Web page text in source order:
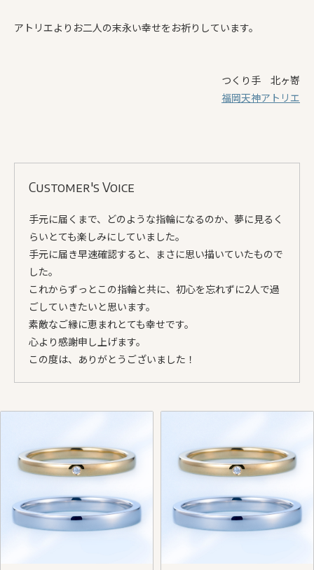
アトリエよりお二人の末永い幸せをお祈りしています。
つくり手 北ヶ嵜
福岡天神アトリエ
Customer's Voice
手元に届くまで、どのような指輪になるのか、夢に見るく
らいとても楽しみにしていました。
手元に届き早速確認すると、まさに思い描いていたもので
した。
これからずっとこの指輪と共に、初心を忘れずに2人で過
ごしていきたいと思います。
素敵なご縁に恵まれとても幸せです。
心より感謝申し上げます。
この度は、ありがとうございました！